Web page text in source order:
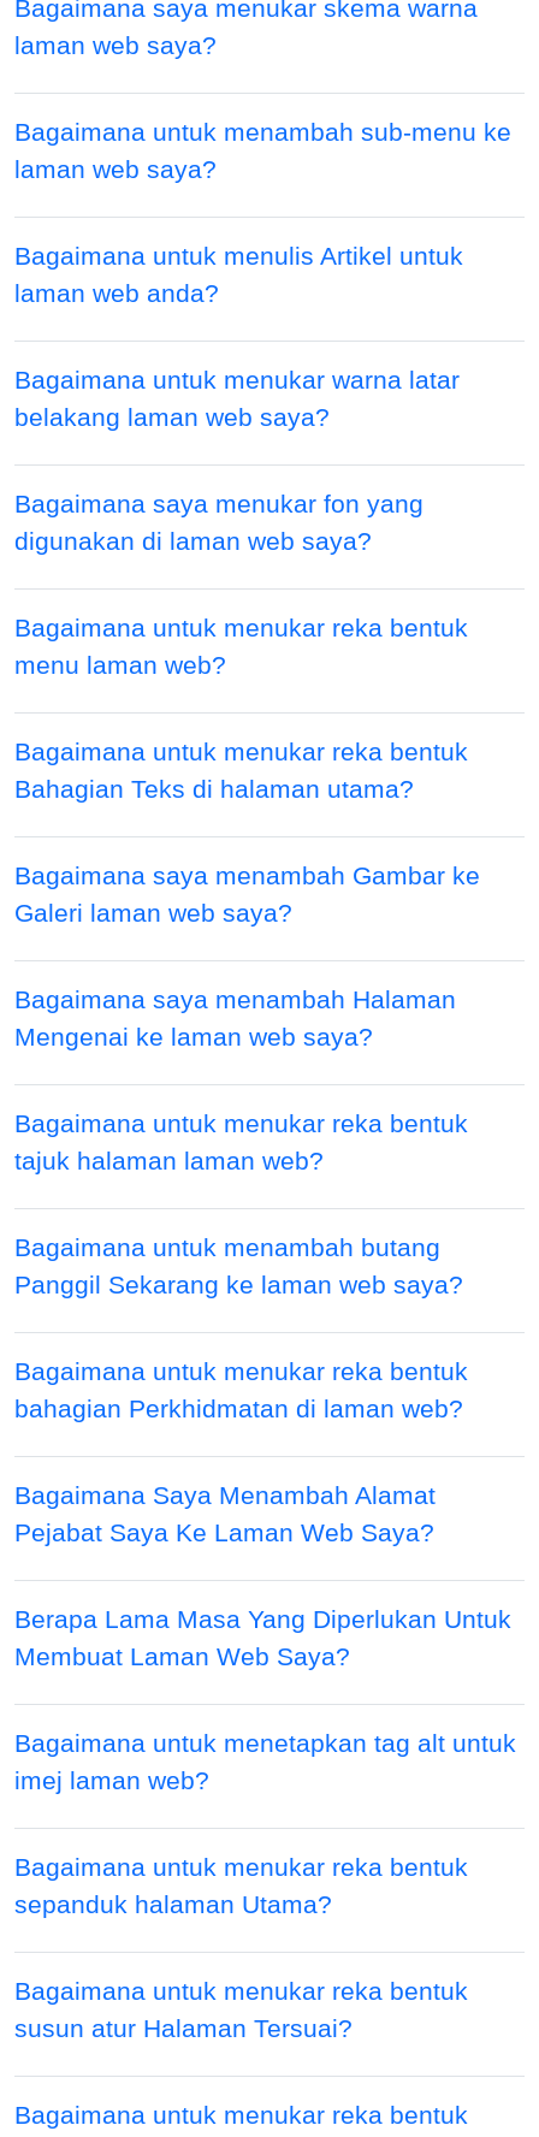
Bagaimana saya menukar skema warna
laman web saya?
Bagaimana untuk menambah sub-menu ke
laman web saya?
Bagaimana untuk menulis Artikel untuk
laman web anda?
Bagaimana untuk menukar warna latar
belakang laman web saya?
Bagaimana saya menukar fon yang
digunakan di laman web saya?
Bagaimana untuk menukar reka bentuk
menu laman web?
Bagaimana untuk menukar reka bentuk
Bahagian Teks di halaman utama?
Bagaimana saya menambah Gambar ke
Galeri laman web saya?
Bagaimana saya menambah Halaman
Mengenai ke laman web saya?
Bagaimana untuk menukar reka bentuk
tajuk halaman laman web?
Bagaimana untuk menambah butang
Panggil Sekarang ke laman web saya?
Bagaimana untuk menukar reka bentuk
bahagian Perkhidmatan di laman web?
Bagaimana Saya Menambah Alamat
Pejabat Saya Ke Laman Web Saya?
Berapa Lama Masa Yang Diperlukan Untuk
Membuat Laman Web Saya?
Bagaimana untuk menetapkan tag alt untuk
imej laman web?
Bagaimana untuk menukar reka bentuk
sepanduk halaman Utama?
Bagaimana untuk menukar reka bentuk
susun atur Halaman Tersuai?
Bagaimana untuk menukar reka bentuk